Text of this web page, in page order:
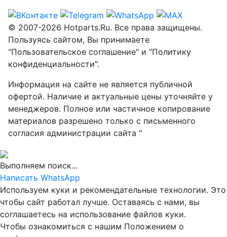
© 2007-2026 Hotparts.Ru. Все права защищены.
Пользуясь сайтом, Вы принимаете
"Пользовательское соглашение" и "Политику
конфиденциальности".
Информация на сайте не является публичной
офертой. Наличие и актуальные цены уточняйте у
менеджеров. Полное или частичное копирование
материалов разрешено только с письменного
согласия администрации сайта "
Выполняем поиск...
Написать WhatsApp
Используем куки и рекомендательные технологии. Это
чтобы сайт работал лучше. Оставаясь с нами, вы
соглашаетесь на использование файлов куки.
Чтобы ознакомиться с нашим Положением о